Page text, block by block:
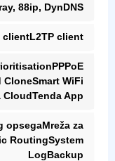
88ip, DynDNS
clientL2TP client
WiFi
App
opsegaMreža za
RoutingSystem
LogBackup